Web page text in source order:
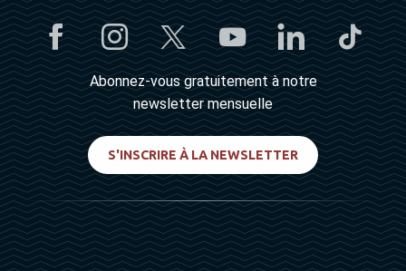
Abonnez-vous gratuitement à notre
newsletter mensuelle
S'INSCRIRE À LA NEWSLETTER